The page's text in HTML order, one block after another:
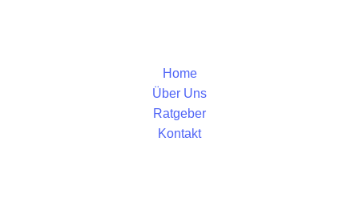
Home
Über Uns
Ratgeber
Kontakt